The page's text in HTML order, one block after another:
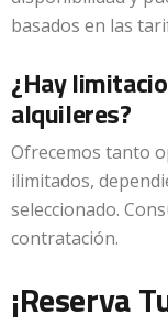
basados en las
¿Hay
alquileres?
Ofrecemos tanto
ilimitados,
seleccionado.
contratación.
¡Reserva